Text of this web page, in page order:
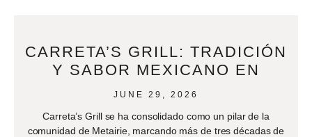
CARRETA’S GRILL: TRADICIÓN
Y SABOR MEXICANO EN
JUNE 29, 2026
Carreta’s Grill se ha consolidado como un pilar de la
comunidad de Metairie, marcando más de tres décadas de